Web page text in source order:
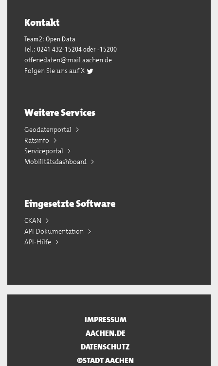
Kontakt
Team2: Open Data
Tel.: 0241 432-15204 oder -15200
offenedaten@mail.aachen.de
Folgen Sie uns auf X
Weitere Services
Geodatenportal
Ratsinfo
Serviceportal
Mobilitätsdashboard
Eingesetzte Software
CKAN
API Dokumentation
API-Hilfe
IMPRESSUM
AACHEN.DE
DATENSCHUTZ
©STADT AACHEN